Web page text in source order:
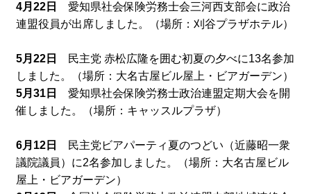
4月22日
愛知県社会保険労務士会三河西支部会に政治
連盟役員が出席しました。（場所：刈谷プラザホテル）
5月22日
民主党 赤松広隆を囲む初夏の夕べに13名参加
しました。（場所：大名古屋ビル屋上・ビアガーデン）
5月31日
愛知県社会保険労務士政治連盟定期大会を開
催しました。（場所：キャッスルプラザ）
6月12日
民主党ビアパーティ夏のつどい（近藤昭一衆
議院議員）に2名参加しました。（場所：大名古屋ビル
屋上・ビアガーデン）